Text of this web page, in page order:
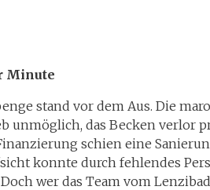
Minute
stand vor dem Aus. Die
unmöglich, das Becken verlor
schien eine
konnte durch fehlendes
wer das Team vom